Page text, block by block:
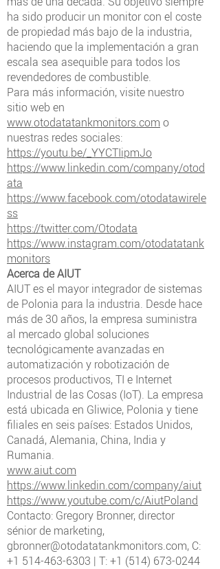
ha sido producir un monitor con el coste
de propiedad más bajo de la industria,
haciendo que la implementación a gran
escala sea asequible para todos los
revendedores de combustible.
Para más información, visite nuestro
sitio web en
www.otodatatankmonitors.com o
nuestras redes sociales:
https://youtu.be/_YYCTIipmJo
https://www.linkedin.com/company/otod
ata
https://www.facebook.com/otodatawirele
ss
https://twitter.com/Otodata
https://www.instagram.com/otodatatank
monitors
Acerca de AIUT
AIUT es el mayor integrador de sistemas
de Polonia para la industria. Desde hace
más de 30 años, la empresa suministra
al mercado global soluciones
tecnológicamente avanzadas en
automatización y robotización de
procesos productivos, TI e Internet
Industrial de las Cosas (IoT). La empresa
está ubicada en Gliwice, Polonia y tiene
filiales en seis países: Estados Unidos,
Canadá, Alemania, China, India y
Rumania.
www.aiut.com
https://www.linkedin.com/company/aiut
https://www.youtube.com/c/AiutPoland
Contacto: Gregory Bronner, director
sénior de marketing,
gbronner@otodatatankmonitors.com, C:
+1 514-463-6303 | T:+1 (514) 673-0244